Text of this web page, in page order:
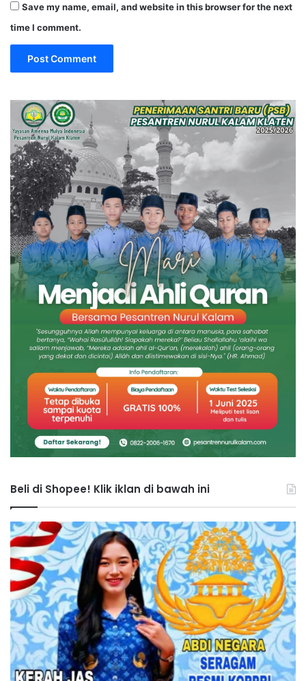
Save my name, email, and website in this browser for the next
time I comment.
Beli di Shopee! Klik iklan di bawah ini